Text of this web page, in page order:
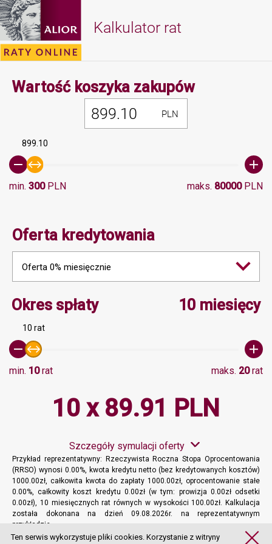
Kalkulator rat
Wartość koszyka zakupówMinimalna
PLN
899.10
min. 300PLN maks. 80000PLN
Oferta kredytowania
Oferta 0% miesięcznie
Okres spłatyMinimalna wartość 0,
10 miesięcy
10 rat
min. 10rat maks. 20rat
10 x 89.91 PLN
Szczegóły symulacji oferty
Przykład reprezentatywny: Rzeczywista Roczna Stopa Oprocentowania
(RRSO) wynosi 0.00%, kwota kredytu netto (bez kredytowanych kosztów)
1000.00zł, całkowita kwota do zapłaty 1000.00zł, oprocentowanie stałe
0.00%, całkowity koszt kredytu 0.00zł (w tym: prowizja 0.00zł odsetki
0.00zł), 10 miesięcznych rat równych w wysokości 100.00zł. Kalkulacja
została dokonana na dzień 09.08.2026r. na reprezentatywnym
przykładzie.
Więcej informacji
Ten serwis wykorzystuje pliki cookies. Korzystanie z witryny